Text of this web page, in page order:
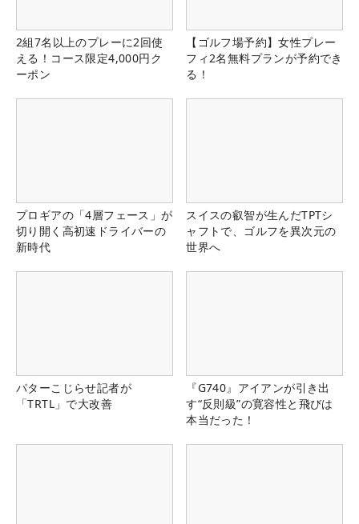
2組7名以上のプレーに2回使
える！コース限定4,000円ク
ーポン
【ゴルフ場予約】女性プレー
フィ2名無料プランが予約でき
る！
プロギアの「4層フェース」が
切り開く高初速ドライバーの
新時代
スイスの叡智が生んだTPTシ
ャフトで、ゴルフを異次元の
世界へ
パターこじらせ記者が
「TRTL」で大改善
『G740』アイアンが引き出
す“反則級”の寛容性と飛びは
本当だった！